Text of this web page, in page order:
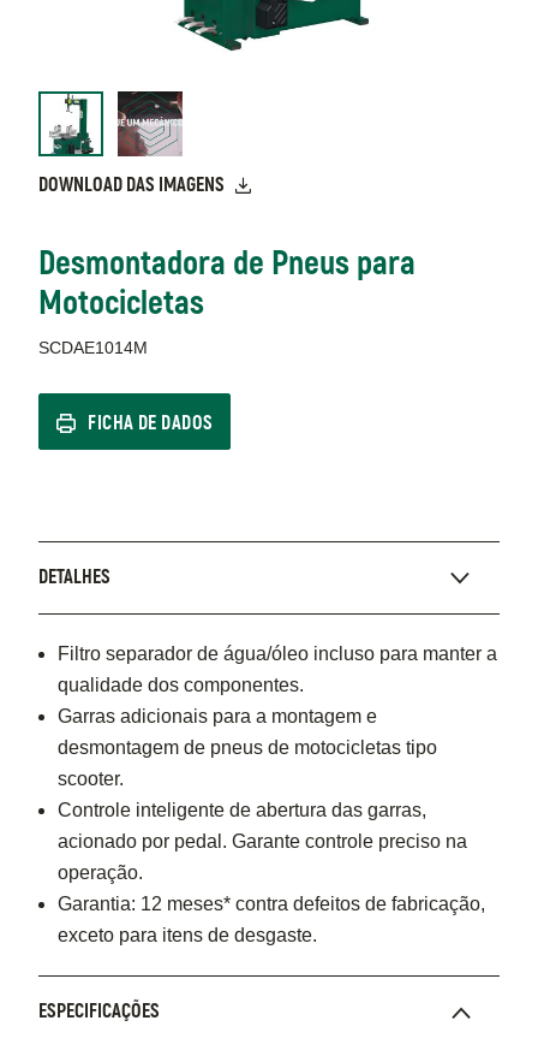
DOWNLOAD DAS IMAGENS
Desmontadora de Pneus para
Motocicletas
SCDAE1014M
FICHA DE DADOS
DETALHES
Filtro separador de água/óleo incluso para manter a
qualidade dos componentes.
Garras adicionais para a montagem e
desmontagem de pneus de motocicletas tipo
scooter.
Controle inteligente de abertura das garras,
acionado por pedal. Garante controle preciso na
operação.
Garantia: 12 meses* contra defeitos de fabricação,
exceto para itens de desgaste.
ESPECIFICAÇÕES